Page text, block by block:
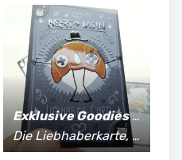
Exklusive Goodiesfür Supporter*innen:
Die Liebhaberkarte, jährlich limitierte Fan-Shirts und vieles mehr!